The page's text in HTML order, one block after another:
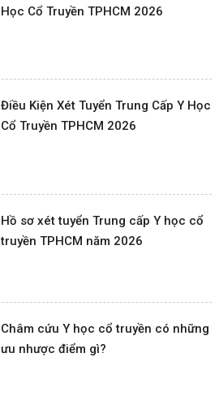
Học Cổ Truyền TPHCM 2026
Điều Kiện Xét Tuyển Trung Cấp Y Học
Cổ Truyền TPHCM 2026
Hồ sơ xét tuyển Trung cấp Y học cổ
truyền TPHCM năm 2026
Châm cứu Y học cổ truyền có những
ưu nhược điểm gì?